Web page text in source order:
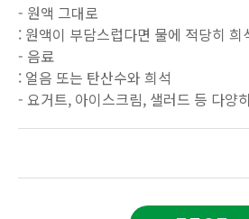
- 원액 그대로
: 원액이 부담스럽다면 물에 적당히 희
- 음료
: 얼음 또는 탄산수와 희석
- 요거트, 아이스크림, 샐러드 등 다양